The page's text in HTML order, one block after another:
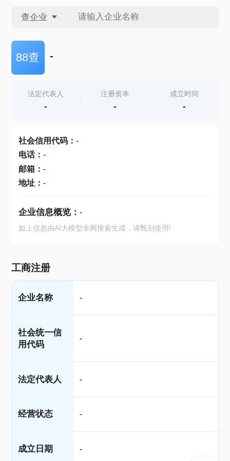
查企业
查企业
查产地
88查 -
法定代表人
-
注册资本
-
成立时间
-
社会信用代码： -
电话： -
邮箱： -
地址： -
企业信息概览： -
如上信息由AI大模型全网搜索生成，请甄别使用!
工商注册
企业名称 -
社会统一信
用代码
-
法定代表人 -
经营状态 -
成立日期 -